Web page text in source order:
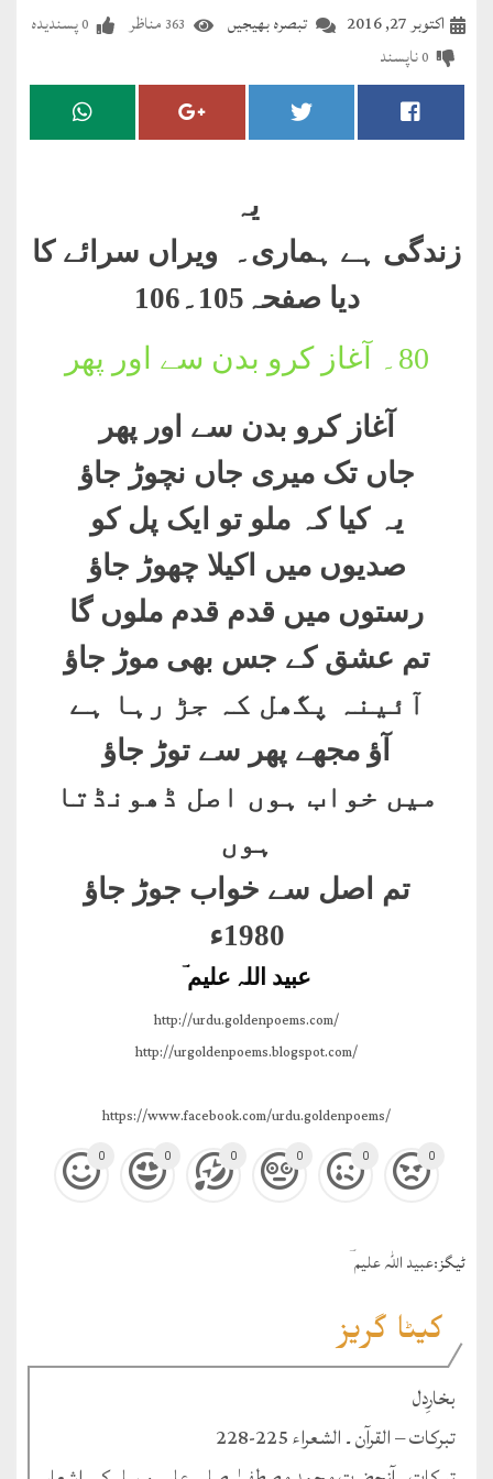
مضطرؔ
دستِ
درعدن
تبصرہ بھیجیں اکتوبر 27, 2016 363 مناظر 0پسندیدہ
0ناپسند
یہ
زندگی ہے ہماری۔ ویراں سرائے کا
دیا صفحہ105۔106
80۔ آغاز کرو بدن سے اور پھر
آغاز کرو بدن سے اور پھر
جاں تک میری جاں نچوڑ جاؤ
یہ کیا کہ ملو تو ایک پل کو
صدیوں میں اکیلا چھوڑ جاؤ
رستوں میں قدم قدم ملوں گا
تم عشق کے جس بھی موڑ جاؤ
آئینہ پگھل کہ جڑ رہا ہے
آؤ مجھے پھر سے توڑ جاؤ
میں خواب ہوں اصل ڈھونڈتا
ہوں
تم اصل سے خواب جوڑ جاؤ
1980ء
عبید اللہ علیم ؔ
http://urdu.goldenpoems.com/
http://urgoldenpoems.blogspot.com/
https://www.facebook.com/urdu.goldenpoems/
0 0 0 0 0 0
ٹيگز:عبید اللہ علیم ؔ
کیٹا گریز
بخارِدل
تبرکات – القرآن ۔ الشعراء 225-228